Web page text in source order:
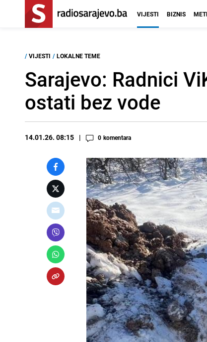
VIJESTI BIZNIS
/ VIJESTI / LOKALNE TEME
Sarajevo: Radnici
ostati bez vode
14.01.26. 08:15 0 komentara